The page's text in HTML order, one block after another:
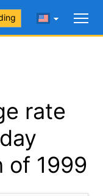
rate
of 1999